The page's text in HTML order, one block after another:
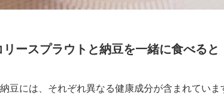
ースプラウトと納豆を一緒に食べると
豆には、それぞれ異なる健康成分が含まれていま